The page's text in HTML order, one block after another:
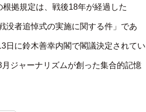
拠規定は、戦後18年が経過した
没者追悼式の実施に関する件」であ
日に鈴木善幸内閣で閣議決定されてい
ジャーナリズムが創った集合的記憶